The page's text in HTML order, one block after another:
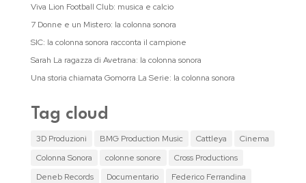
Viva Lion Football Club: musica e calcio
7 Donne e un Mistero: la colonna sonora
SIC: la colonna sonora racconta il campione
Sarah La ragazza di Avetrana: la colonna sonora
Una storia chiamata Gomorra La Serie: la colonna sonora
Tag cloud
3D Produzioni BMG Production Music Cattleya
Cinema
Colonna Sonora
colonne sonore
Cross Productions
Deneb Records
Documentario
Federico Ferrandina